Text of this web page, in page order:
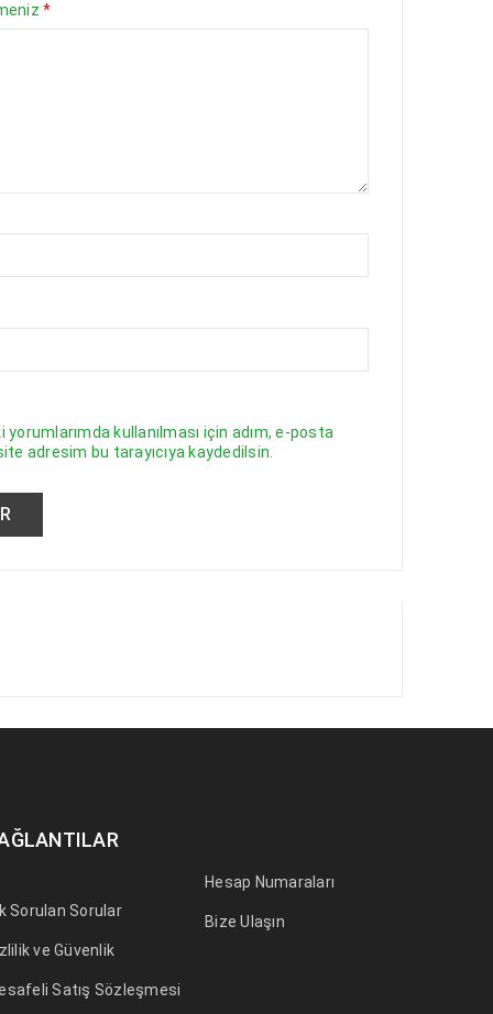
*
yorumlarımda kullanılması için adım, e-posta
adresim bu tarayıcıya kaydedilsin.
Sorulan Sorular
ve Güvenlik
Satış Sözleşmesi
Hesap Numaraları
Bize Ulaşın